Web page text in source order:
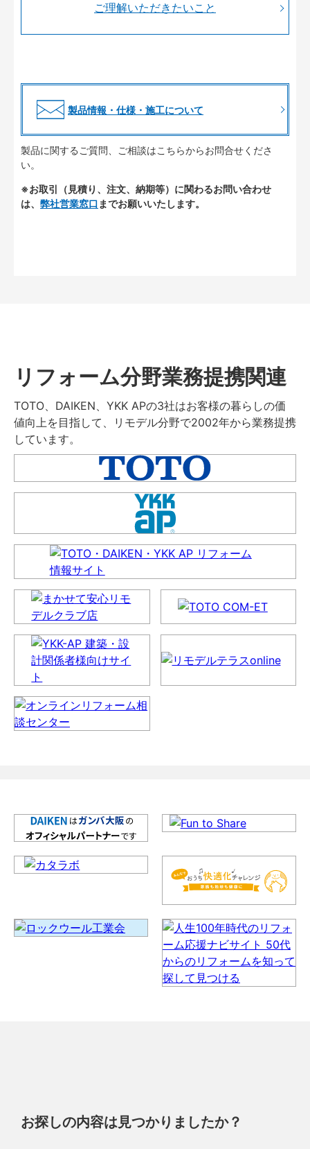
ご理解いただきたいこと
製品情報・仕様・施工について
製品に関するご質問、ご相談はこちらからお問合せくださ
い。
※お取引（見積り、注文、納期等）に関わるお問い合わせ
は、 弊社営業窓口 までお願いいたします。
リフォーム分野業務提携関連
TOTO、DAIKEN、YKK APの3社はお客様の暮らしの価
値向上を目指して、リモデル分野で2002年から業務提携
しています。
お探しの内容は見つかりましたか？